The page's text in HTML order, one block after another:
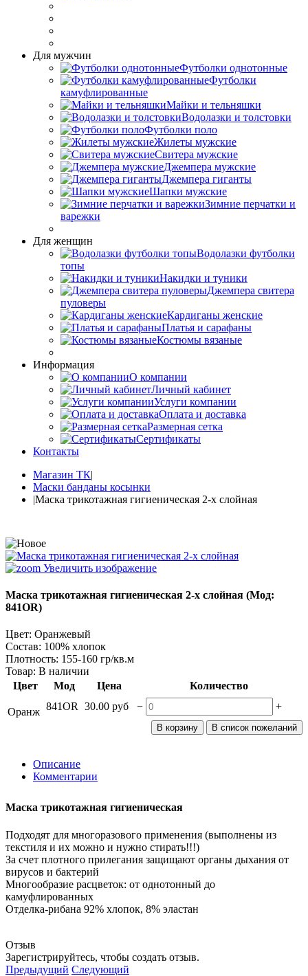
Для мужчин
Футболки однотонные
Футболки
камуфлированные
Майки и тельняшки
Водолазки и толстовки
Футболки поло
Жилеты мужские
Свитера мужские
Джемпера мужские
Джемпера гиганты
Шапки мужские
Зимние перчатки и
варежки
Для женщин
Водолазки футболки
топы
Накидки и туники
Джемпера свитера
пуловеры
Кардиганы женские
Платья и сарафаны
Костюмы вязаные
Информация
О компании
Личный кабинет
Услуги компании
Оплата и доставка
Размерная сетка
Сертификаты
Контакты
Магазин ТК|
Маски банданы косынки
|Маска трикотажная гигиеническая 2-х слойная
Увеличить изображение
Маска трикотажная гигиеническая 2-х слойная (Мод:
841OR)
Цвет: Оранжевый
Состав: 100% хлопок
Плотность: 155-160 гр/кв.м
Товар: В наличии
Цвет
Мод Цена Количество
Оранж 841OR 30.00 руб − +
Описание
Комментарии
Маска трикотажная гигиеническая
Подходят для многоразового применения (выполнены из
текстиля и их можно и нужно стирать!!!)
За счет плотного прилегания защищают органы дыхания от
вирусов и бактерий
Многообразие расцветок: от однотонный до
камуфлированных
Отделка-рибана 92% хлопок, 8% эластан
Отзыв
Зарегистрируйтесь, чтобы создать отзыв.
Предыдущий Следующий